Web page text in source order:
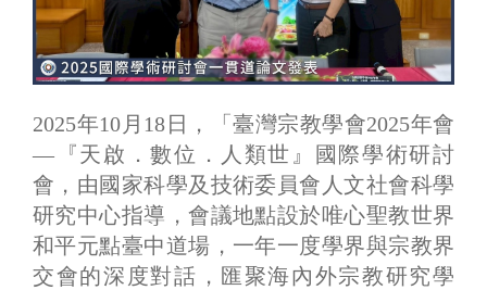
2025年10月18日，「臺灣宗教學會2025年會
—『天啟．數位．人類世』國際學術研討
會，由國家科學及技術委員會人文社會科學
研究中心指導，會議地點設於唯心聖教世界
和平元點臺中道場，一年一度學界與宗教界
交會的深度對話，匯聚海內外宗教研究學